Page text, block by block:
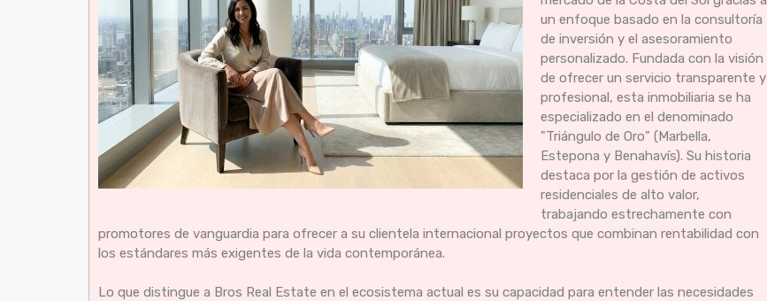
un enfoque basado en la consultoría
de inversión y el asesoramiento
personalizado. Fundada con la visión
de ofrecer un servicio transparente y
profesional, esta inmobiliaria se ha
especializado en el denominado
"Triángulo de Oro" (Marbella,
Estepona y Benahavís). Su historia
destaca por la gestión de activos
residenciales de alto valor,
trabajando estrechamente con
promotores de vanguardia para ofrecer a su clientela internacional proyectos que combinan rentabilidad con
los estándares más exigentes de la vida contemporánea.
Lo que distingue a Bros Real Estate en el ecosistema actual es su capacidad para entender las necesidades